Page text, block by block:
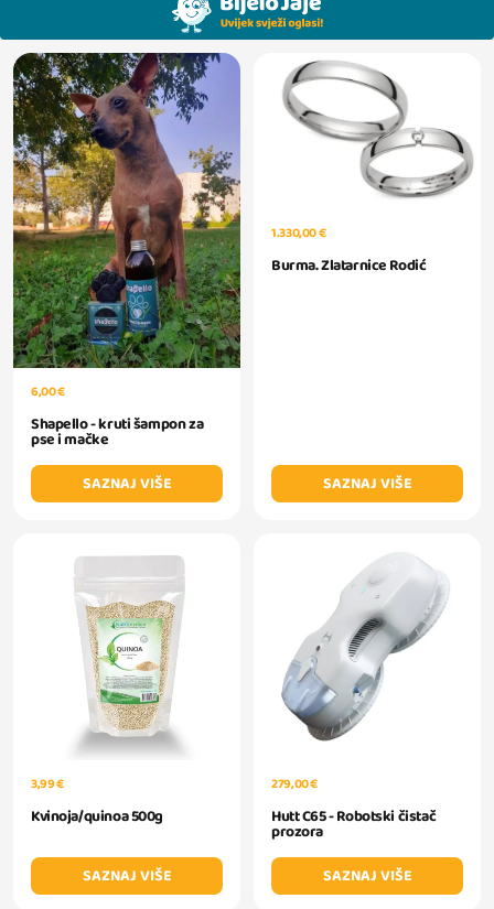
6,00 €
Shapello - kruti šampon za
pse i mačke
SAZNAJ VIŠE
1.330,00 €
Burma. Zlatarnice Rodić
SAZNAJ VIŠE
3,99 €
Kvinoja/quinoa 500g
SAZNAJ VIŠE
279,00 €
Hutt C65 - Robotski čistač
prozora
SAZNAJ VIŠE